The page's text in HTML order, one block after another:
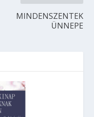
MINDENSZENTEK
ÜNNEPE